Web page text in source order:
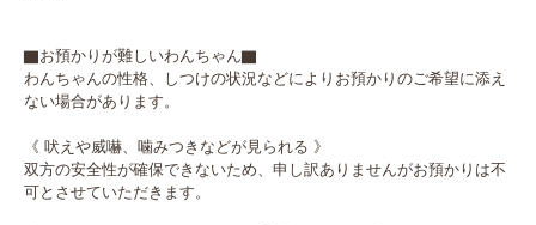
▇お預かりが難しいわんちゃん▇
わんちゃんの性格、しつけの状況などによりお預かりのご希望に添え
ない場合があります。
《 吠えや威嚇、噛みつきなどが見られる 》
双方の安全性が確保できないため、申し訳ありませんがお預かりは不
可とさせていただきます。